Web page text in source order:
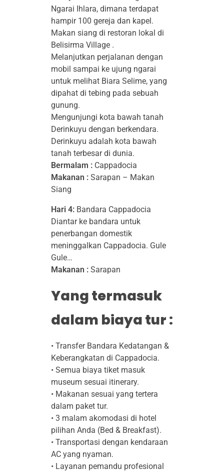
Ngarai Ihlara, dimana terdapat
hampir 100 gereja dan kapel.
Makan siang di restoran lokal di
Belisirma Village .
Melanjutkan perjalanan dengan
mobil sampai ke ujung ngarai
untuk melihat Biara Selime, yang
dipahat di tebing pada sebuah
gunung.
Mengunjungi kota bawah tanah
Derinkuyu dengan berkendara.
Derinkuyu adalah kota bawah
tanah terbesar di dunia.
Bermalam :Cappadocia
Makanan :Sarapan – Makan
Siang
Hari 4:Bandara Cappadocia
Diantar ke bandara untuk
penerbangan domestik
meninggalkan Cappadocia. Gule
Gule…
Makanan :Sarapan
Yang termasuk
dalam biaya tur :
• Transfer Bandara Kedatangan &
Keberangkatan di Cappadocia.
• Semua biaya tiket masuk
museum sesuai itinerary.
• Makanan sesuai yang tertera
dalam paket tur.
• 3 malam akomodasi di hotel
pilihan Anda (Bed & Breakfast).
• Transportasi dengan kendaraan
AC yang nyaman.
• Layanan pemandu profesional